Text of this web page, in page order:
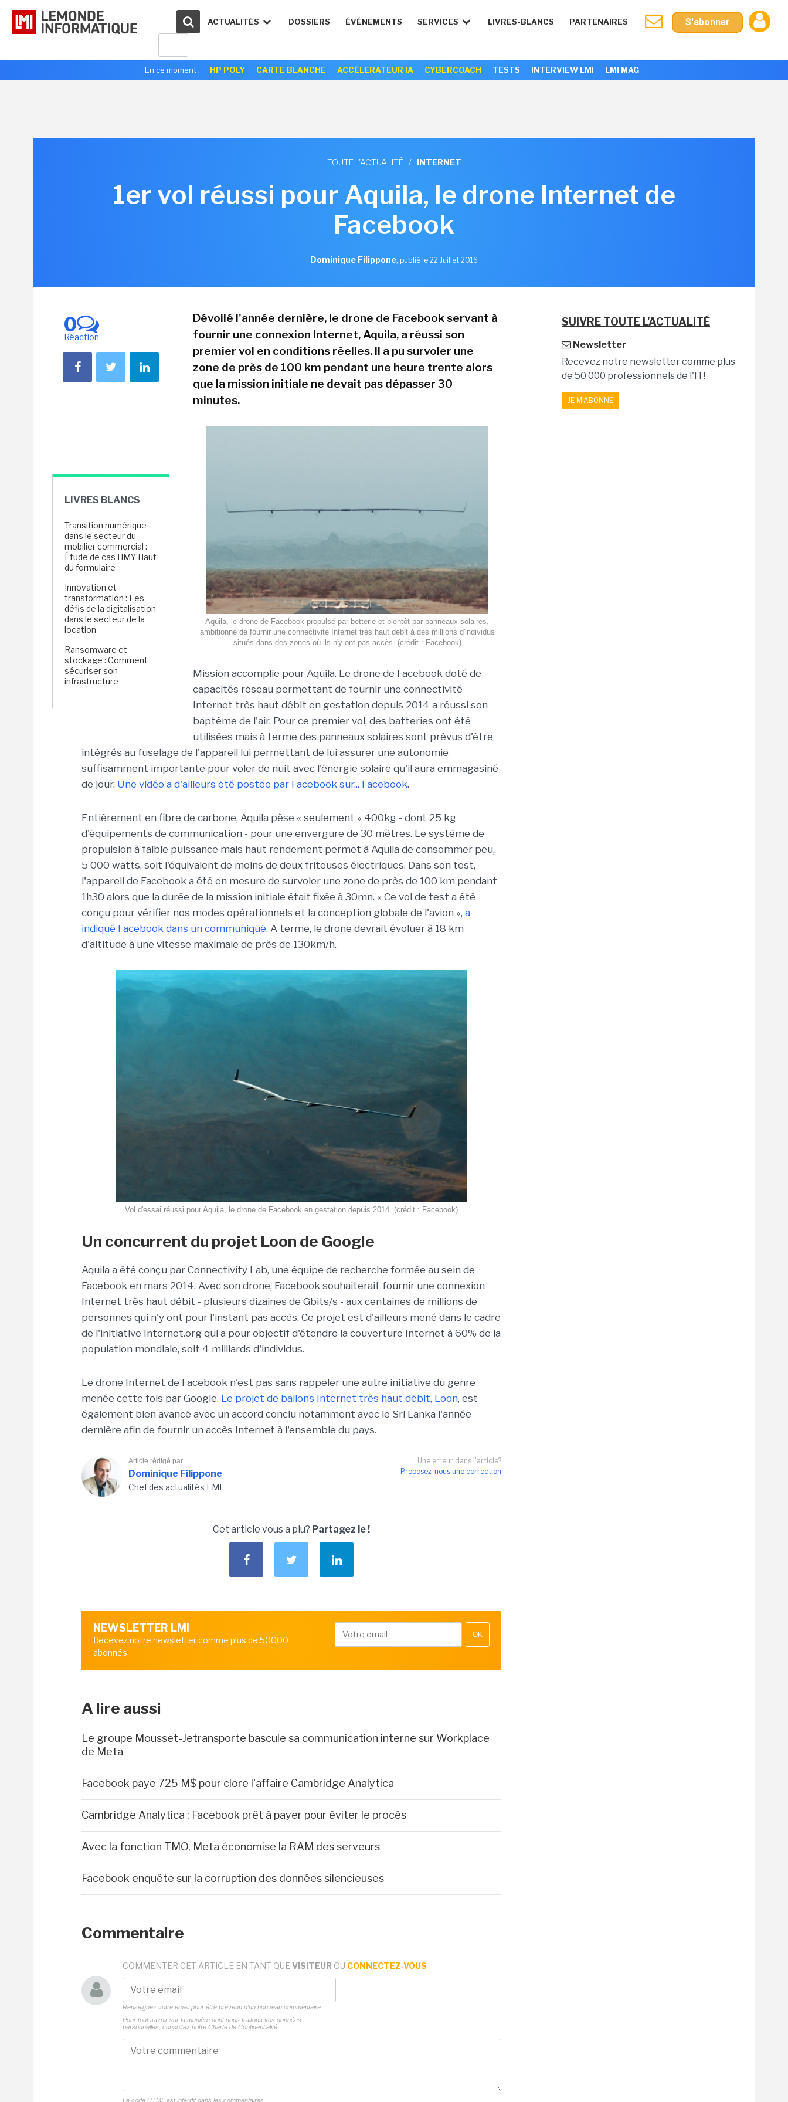
ACTUALITÉS DOSSIERS ÉVÉNEMENTS SERVICES LIVRES-BLANCS PARTENAIRES S'abonner
En ce moment : HP POLY CARTE BLANCHE ACCÉLERATEUR IA CYBERCOACH TESTS INTERVIEW LMI LMI MAG
TOUTE L'ACTUALITÉ / INTERNET
1er vol réussi pour Aquila, le drone Internet de
Facebook
Dominique Filippone, publié le 22 Juillet 2016
0
Réaction
LIVRES BLANCS
Transition numérique
dans le secteur du
mobilier commercial :
Étude de cas HMY Haut
du formulaire
Innovation et
transformation : Les
défis de la digitalisation
dans le secteur de la
location
Ransomware et
stockage : Comment
sécuriser son
infrastructure
Dévoilé l'année dernière, le drone de Facebook servant à
fournir une connexion Internet, Aquila, a réussi son
premier vol en conditions réelles. Il a pu survoler une
zone de près de 100 km pendant une heure trente alors
que la mission initiale ne devait pas dépasser 30
minutes.
Aquila, le drone de Facebook propulsé par betterie et bientôt par panneaux solaires,
ambitionne de fournir une connectivité Internet très haut débit à des millions d'individus
situés dans des zones où ils n'y ont pas accès. (crédit : Facebook)
Mission accomplie pour Aquila. Le drone de Facebook doté de
capacités réseau permettant de fournir une connectivité
Internet très haut débit en gestation depuis 2014 a réussi son
baptème de l'air. Pour ce premier vol, des batteries ont été
utilisées mais à terme des panneaux solaires sont prévus d'être
intégrés au fuselage de l'appareil lui permettant de lui assurer une autonomie
suffisamment importante pour voler de nuit avec l'énergie solaire qu'il aura emmagasiné
de jour. Une vidéo a d'ailleurs été postée par Facebook sur... Facebook.
Entièrement en fibre de carbone, Aquila pèse « seulement » 400kg - dont 25 kg
d'équipements de communication - pour une envergure de 30 mètres. Le système de
propulsion à faible puissance mais haut rendement permet à Aquila de consommer peu,
5 000 watts, soit l'équivalent de moins de deux friteuses électriques. Dans son test,
l'appareil de Facebook a été en mesure de survoler une zone de près de 100 km pendant
1h30 alors que la durée de la mission initiale était fixée à 30mn. « Ce vol de test a été
conçu pour vérifier nos modes opérationnels et la conception globale de l'avion », a
indiqué Facebook dans un communiqué. A terme, le drone devrait évoluer à 18 km
d'altitude à une vitesse maximale de près de 130km/h.
Vol d'essai réussi pour Aquila, le drone de Facebook en gestation depuis 2014. (crédit : Facebook)
Un concurrent du projet Loon de Google
Aquila a été conçu par Connectivity Lab, une équipe de recherche formée au sein de
Facebook en mars 2014. Avec son drone, Facebook souhaiterait fournir une connexion
Internet très haut débit - plusieurs dizaines de Gbits/s - aux centaines de millions de
personnes qui n'y ont pour l'instant pas accès. Ce projet est d'ailleurs mené dans le cadre
de l'initiative Internet.org qui a pour objectif d'étendre la couverture Internet à 60% de la
population mondiale, soit 4 milliards d'individus.
Le drone Internet de Facebook n'est pas sans rappeler une autre initiative du genre
menée cette fois par Google. Le projet de ballons Internet très haut débit, Loon, est
également bien avancé avec un accord conclu notamment avec le Sri Lanka l'année
dernière afin de fournir un accès Internet à l'ensemble du pays.
Une erreur dans l'article?
Proposez-nous une correction
Article rédigé par
Dominique Filippone
Chef des actualités LMI
Cet article vous a plu? Partagez le !
NEWSLETTER LMI
Recevez notre newsletter comme plus de 50000
abonnés
OK
A lire aussi
Le groupe Mousset-Jetransporte bascule sa communication interne sur Workplace
de Meta
Facebook paye 725 M$ pour clore l'affaire Cambridge Analytica
Cambridge Analytica : Facebook prêt à payer pour éviter le procès
Avec la fonction TMO, Meta économise la RAM des serveurs
Facebook enquête sur la corruption des données silencieuses
Commentaire
COMMENTER CET ARTICLE EN TANT QUE VISITEUR OU CONNECTEZ-VOUS
Renseignez votre email pour être prévenu d'un nouveau commentaire
Pour tout savoir sur la manière dont nous traitons vos données
personnelles, consultez notre Charte de Confidentialité.
Le code HTML est interdit dans les commentaires
SUIVRE TOUTE L'ACTUALITÉ
Newsletter
Recevez notre newsletter comme plus
de 50 000 professionnels de l'IT!
JE M'ABONNE